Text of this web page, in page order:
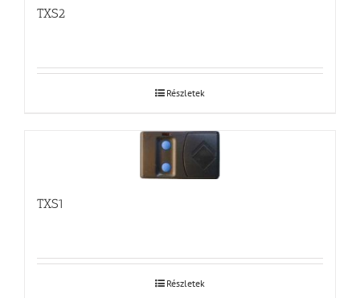
TXS2
Részletek
TXS1
Részletek